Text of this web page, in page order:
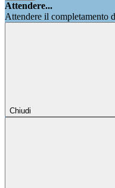
Attendere...
Attendere il completamento
Chiudi